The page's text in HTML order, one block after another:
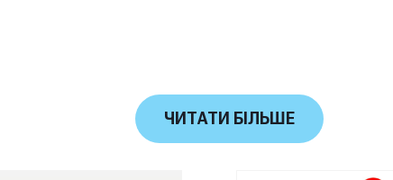
ЧИТАТИ БІЛЬШЕ